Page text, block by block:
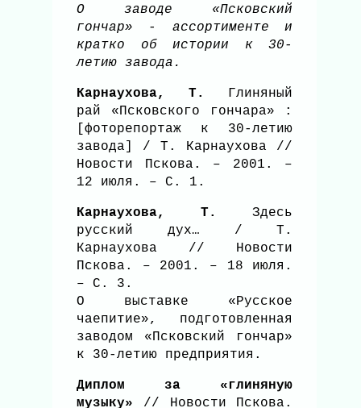
О заводе «Псковский
гончар» - ассортименте и
кратко об истории к 30-
летию завода.
Карнаухова, Т.
Глиняный
рай «Псковского гончара» :
[фоторепортаж к 30-летию
завода] / Т. Карнаухова //
Новости Пскова. – 2001. –
12 июля. – С. 1.
Карнаухова, Т.
Здесь
русский дух… / Т.
Карнаухова // Новости
Пскова. – 2001. – 18 июля.
– С. 3.
О выставке «Русское
чаепитие», подготовленная
заводом «Псковский гончар»
к 30-летию предприятия.
Диплом за «глиняную
музыку» // Новости Пскова.